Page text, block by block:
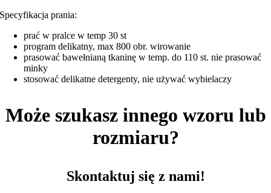
Specyfikacja prania:
prać w pralce w temp 30 st
program delikatny, max 800 obr. wirowanie
prasować bawełnianą tkaninę w temp. do 110 st. nie prasować
minky
stosować delikatne detergenty, nie używać wybielaczy
Może szukasz innego wzoru lub
rozmiaru?
Skontaktuj się z nami!